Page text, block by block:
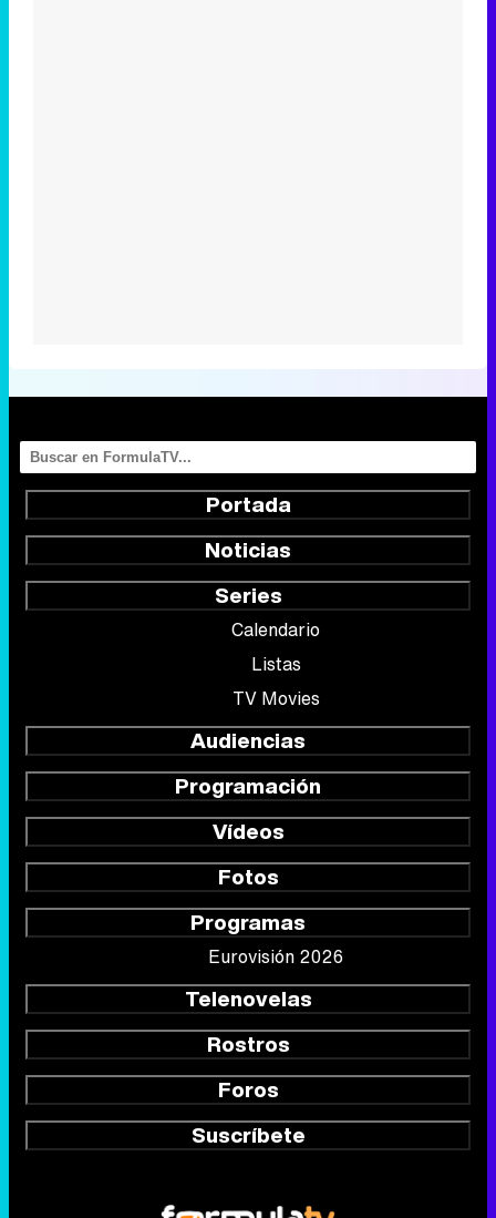
Portada
Noticias
Series
Calendario
Listas
TV Movies
Audiencias
Programación
Vídeos
Fotos
Programas
Eurovisión 2026
Telenovelas
Rostros
Foros
Suscríbete